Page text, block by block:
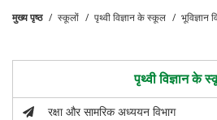
मुख्य पृष्ठ स्कूलों पृथ्वी विज्ञान के स्कूल भूविज्ञान
पृथ्वी विज्ञान के
रक्षा और सामरिक अध्ययन विभाग